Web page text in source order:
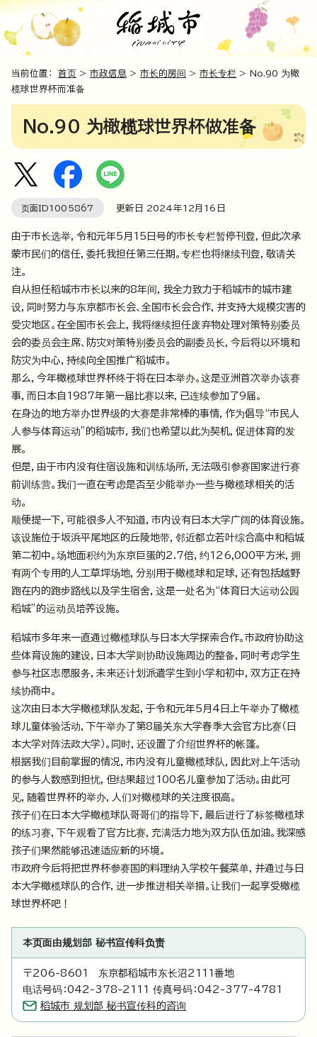
当前位置： 首页 > 市政信息 > 市长的房间 > 市长专栏 > No.90 为橄
榄球世界杯而准备
No.90 为橄榄球世界杯做准备
页面ID1005867 更新日 2024年12月 16 日
由于市长选举，令和元年5月15日号的市长专栏暂停刊登，但此次承
蒙市民们的信任，委托我担任第三任期。专栏也将继续刊登，敬请关
注。
自从担任稻城市市长以来的8年间，我全力致力于稻城市的城市建
设，同时努力与东京都市长会、全国市长会合作，并支持大规模灾害的
受灾地区。在全国市长会上，我将继续担任废弃物处理对策特别委员
会的委员会主席、防灾对策特别委员会的副委员长，今后将以环境和
防灾为中心，持续向全国推广稻城市。
那么，今年橄榄球世界杯终于将在日本举办。这是亚洲首次举办该赛
事，而日本自1987年第一届比赛以来，已连续参加了9届。
在身边的地方举办世界级的大赛是非常棒的事情，作为倡导“市民人
人参与体育运动”的稻城市，我们也希望以此为契机，促进体育的发
展。
但是，由于市内没有住宿设施和训练场所，无法吸引参赛国家进行赛
前训练营。我们一直在考虑是否至少能举办一些与橄榄球相关的活
动。
顺便提一下，可能很多人不知道，市内设有日本大学广阔的体育设施。
该设施位于坂浜平尾地区的丘陵地带，邻近都立若叶综合高中和稻城
第二初中。场地面积约为东京巨蛋的2.7倍，约126,000平方米，拥
有两个专用的人工草坪场地，分别用于橄榄球和足球，还有包括越野
跑在内的跑步路线以及学生宿舍，这是一处名为“体育日大运动公园
稻城”的运动员培养设施。
稻城市多年来一直通过橄榄球队与日本大学探索合作。市政府协助这
些体育设施的建设，日本大学则协助设施周边的整备，同时考虑学生
参与社区志愿服务，未来还计划派遣学生到小学和初中，双方正在持
续协商中。
这次由日本大学橄榄球队发起，于令和元年5月4日上午举办了橄榄
球儿童体验活动，下午举办了第8届关东大学春季大会官方比赛（日
本大学对阵法政大学）。同时，还设置了介绍世界杯的帐篷。
根据我们目前掌握的情况，市内没有儿童橄榄球队，因此对上午活动
的参与人数感到担忧，但结果超过100名儿童参加了活动。由此可
见，随着世界杯的举办，人们对橄榄球的关注度很高。
孩子们在日本大学橄榄球队哥哥们的指导下，最后进行了标签橄榄球
的练习赛，下午观看了官方比赛，充满活力地为双方队伍加油。我深感
孩子们果然能够迅速适应新的环境。
市政府今后将把世界杯参赛国的料理纳入学校午餐菜单，并通过与日
本大学橄榄球队的合作，进一步推进相关举措。让我们一起享受橄榄
球世界杯吧！
本页面由规划部 秘书宣传科负责
〒206-8601 东京都稻城市东长沼2111番地
电话号码：042-378-2111 传真号码：042-377-4781
稻城市 规划部 秘书宣传科的咨询